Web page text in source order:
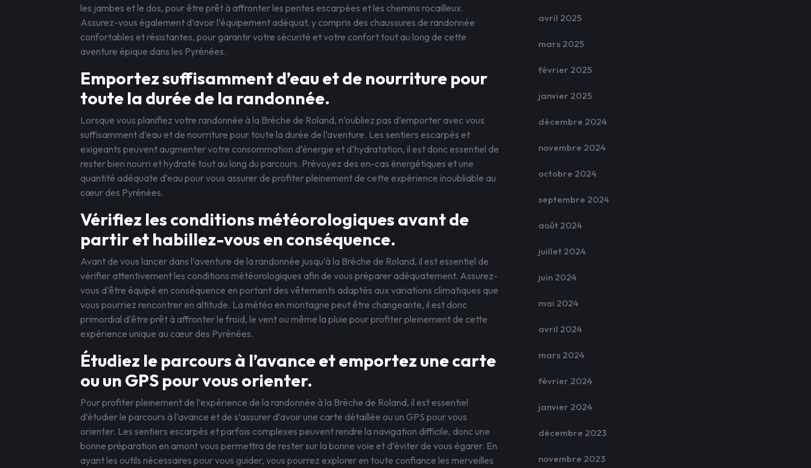
les jambes et le dos, pour être prêt à affronter les pentes escarpées et les chemins rocailleux.
Assurez-vous également d’avoir l’équipement adéquat, y compris des chaussures de randonnée
confortables et résistantes, pour garantir votre sécurité et votre confort tout au long de cette
aventure épique dans les Pyrénées.
Emportez suffisamment d’eau et de nourriture pour
toute la durée de la randonnée.
Lorsque vous planifiez votre randonnée à la Brèche de Roland, n’oubliez pas d’emporter avec vous
suffisamment d’eau et de nourriture pour toute la durée de l’aventure. Les sentiers escarpés et
exigeants peuvent augmenter votre consommation d’énergie et d’hydratation, il est donc essentiel de
rester bien nourri et hydraté tout au long du parcours. Prévoyez des en-cas énergétiques et une
quantité adéquate d’eau pour vous assurer de profiter pleinement de cette expérience inoubliable au
cœur des Pyrénées.
Vérifiez les conditions météorologiques avant de
partir et habillez-vous en conséquence.
Avant de vous lancer dans l’aventure de la randonnée jusqu’à la Brèche de Roland, il est essentiel de
vérifier attentivement les conditions météorologiques afin de vous préparer adéquatement. Assurez-
vous d’être équipé en conséquence en portant des vêtements adaptés aux variations climatiques que
vous pourriez rencontrer en altitude. La météo en montagne peut être changeante, il est donc
primordial d’être prêt à affronter le froid, le vent ou même la pluie pour profiter pleinement de cette
expérience unique au cœur des Pyrénées.
Étudiez le parcours à l’avance et emportez une carte
ou un GPS pour vous orienter.
Pour profiter pleinement de l’expérience de la randonnée à la Brèche de Roland, il est essentiel
d’étudier le parcours à l’avance et de s’assurer d’avoir une carte détaillée ou un GPS pour vous
orienter. Les sentiers escarpés et parfois complexes peuvent rendre la navigation difficile, donc une
bonne préparation en amont vous permettra de rester sur la bonne voie et d’éviter de vous égarer. En
ayant les outils nécessaires pour vous guider, vous pourrez explorer en toute confiance les merveilles
avril 2025
mars 2025
février 2025
janvier 2025
décembre 2024
novembre 2024
octobre 2024
septembre 2024
août 2024
juillet 2024
juin 2024
mai 2024
avril 2024
mars 2024
février 2024
janvier 2024
décembre 2023
novembre 2023